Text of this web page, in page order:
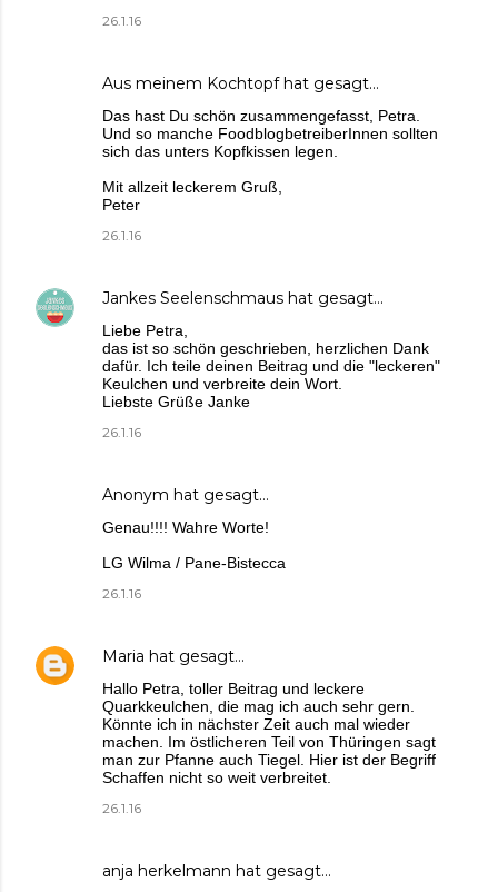
26.1.16
Aus meinem Kochtopfhat gesagt…
Das hast Du schön zusammengefasst, Petra.
Und so manche FoodblogbetreiberInnen sollten
sich das unters Kopfkissen legen.
Mit allzeit leckerem Gruß,
Peter
26.1.16
Jankes Seelenschmaus hat gesagt…
Liebe Petra,
das ist so schön geschrieben, herzlichen Dank
dafür. Ich teile deinen Beitrag und die "leckeren"
Keulchen und verbreite dein Wort.
Liebste Grüße Janke
26.1.16
Anonym hat gesagt…
Genau!!!! Wahre Worte!
LG Wilma / Pane-Bistecca
26.1.16
Maria hat gesagt…
Hallo Petra, toller Beitrag und leckere
Quarkkeulchen, die mag ich auch sehr gern.
Könnte ich in nächster Zeit auch mal wieder
machen. Im östlicheren Teil von Thüringen sagt
man zur Pfanne auch Tiegel. Hier ist der Begriff
Schaffen nicht so weit verbreitet.
26.1.16
anja herkelmann hat gesagt…